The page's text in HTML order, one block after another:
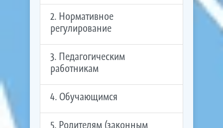
2. Нормативное
регулирование
3. Педагогическим
работникам
4. Обучающимся
5. Родителям (законным